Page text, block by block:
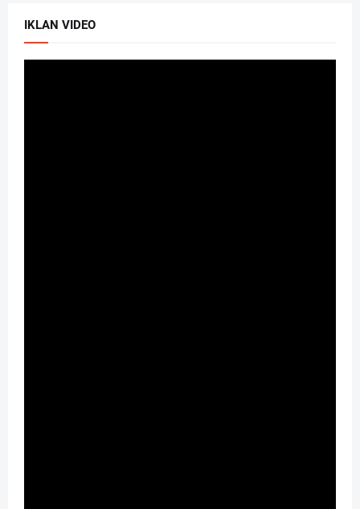
IKLAN VIDEO